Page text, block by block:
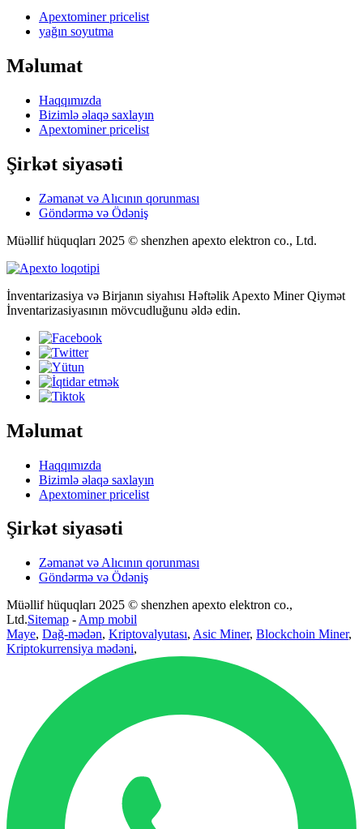
Apextominer pricelist
yağın soyutma
Məlumat
Haqqımızda
Bizimlə əlaqə saxlayın
Apextominer pricelist
Şirkət siyasəti
Zəmanət və Alıcının qorunması
Göndərmə və Ödəniş
Müəllif hüquqları 2025 © shenzhen apexto elektron co., Ltd.
İnventarizasiya və Birjanın siyahısı Həftəlik Apexto Miner Qiymət
İnventarizasiyasının mövcudluğunu əldə edin.
Məlumat
Haqqımızda
Bizimlə əlaqə saxlayın
Apextominer pricelist
Şirkət siyasəti
Zəmanət və Alıcının qorunması
Göndərmə və Ödəniş
Müəllif hüquqları 2025 © shenzhen apexto elektron co.,
Ltd.Sitemap - Amp mobil
Maye, Dağ-mədən, Kriptovalyutası, Asic Miner, Blockchoin Miner,
Kriptokurrensiya mədəni,